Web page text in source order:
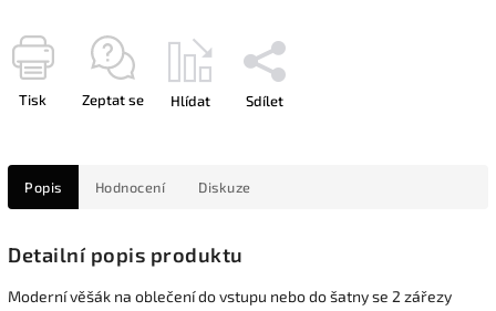
Tisk Zeptat se Hlídat Sdílet
Popis Hodnocení Diskuze
Detailní popis produktu
Moderní věšák na oblečení do vstupu nebo do šatny se 2 zářezy